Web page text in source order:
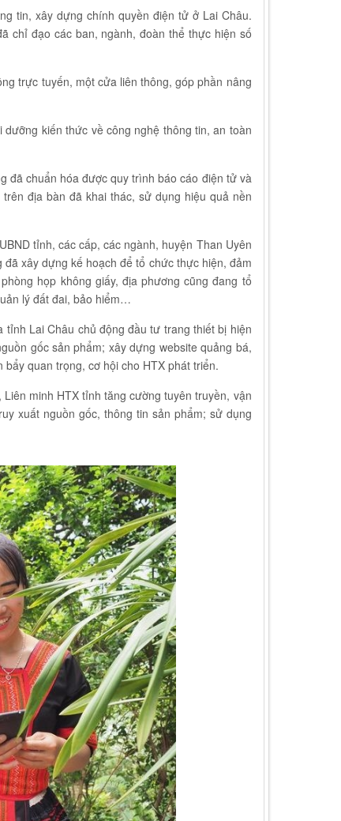
tin, xây dựng chính quyền điện tử ở Lai Châu.
chỉ đạo các ban, ngành, đoàn thể thực hiện số
trực tuyến, một cửa liên thông, góp phần nâng
kiến thức về công nghệ thông tin, an toàn
đã chuẩn hóa được quy trình báo cáo điện tử và
địa bàn đã khai thác, sử dụng hiệu quả nền
tỉnh, các cấp, các ngành, huyện Than Uyên
xây dựng kế hoạch để tổ chức thực hiện, đảm
họp không giấy, địa phương cũng đang tổ
lý đất đai, bảo hiểm…
Lai Châu chủ động đầu tư trang thiết bị hiện
gốc sản phẩm; xây dựng website quảng bá,
quan trọng, cơ hội cho HTX phát triển.
minh HTX tỉnh tăng cường tuyên truyền, vận
xuất nguồn gốc, thông tin sản phẩm; sử dụng